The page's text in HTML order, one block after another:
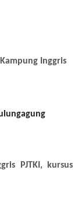
Inggris
PJTKI, kursus